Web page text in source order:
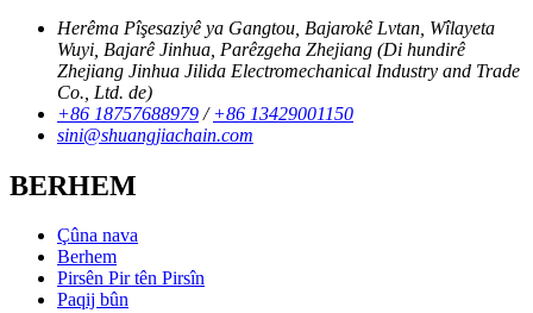
Herêma Pîşesaziyê ya Gangtou, Bajarokê Lvtan, Wîlayeta
Wuyi, Bajarê Jinhua, Parêzgeha Zhejiang (Di hundirê
Zhejiang Jinhua Jilida Electromechanical Industry and Trade
Co., Ltd. de)
+86 18757688979 /+86 13429001150
sini@shuangjiachain.com
BERHEM
Çûna nava
Berhem
Pirsên Pir tên Pirsîn
Paqij bûn